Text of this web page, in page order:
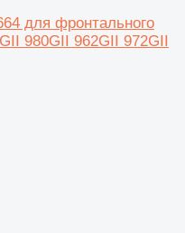
для фронтального
980GII 962GII 972GII